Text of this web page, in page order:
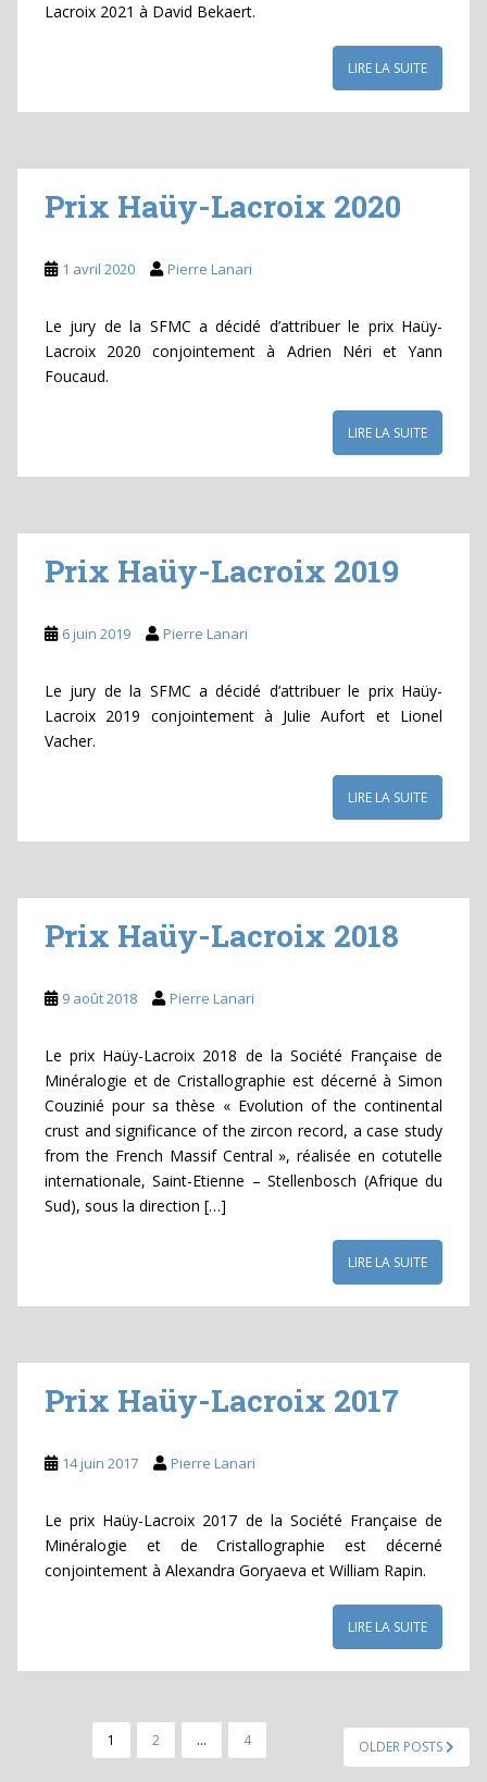
Lacroix 2021 à David Bekaert.
LIRE LA SUITE
Prix Haüy-Lacroix 2020
1 avril 2020 Pierre Lanari
Le jury de la SFMC a décidé d’attribuer le prix Haüy-
Lacroix 2020 conjointement à Adrien Néri et Yann
Foucaud.
LIRE LA SUITE
Prix Haüy-Lacroix 2019
6 juin 2019 Pierre Lanari
Le jury de la SFMC a décidé d’attribuer le prix Haüy-
Lacroix 2019 conjointement à Julie Aufort et Lionel
Vacher.
LIRE LA SUITE
Prix Haüy-Lacroix 2018
9 août 2018 Pierre Lanari
Le prix Haüy-Lacroix 2018 de la Société Française de
Minéralogie et de Cristallographie est décerné à Simon
Couzinié pour sa thèse « Evolution of the continental
crust and significance of the zircon record, a case study
from the French Massif Central », réalisée en cotutelle
internationale, Saint-Etienne – Stellenbosch (Afrique du
Sud), sous la direction […]
LIRE LA SUITE
Prix Haüy-Lacroix 2017
14 juin 2017 Pierre Lanari
Le prix Haüy-Lacroix 2017 de la Société Française de
Minéralogie et de Cristallographie est décerné
conjointement à Alexandra Goryaeva et William Rapin.
LIRE LA SUITE
PAGINATION
1 2 … 4 OLDER POSTS